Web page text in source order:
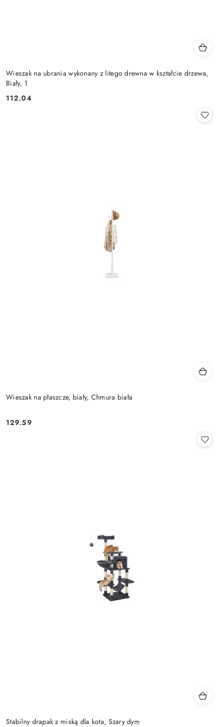
Wieszak na ubrania wykonany z litego drewna w kształcie drzewa,
Biały, 1
Cena:
112.04
Wieszak na płaszcze, biały, Chmura biała
Cena:
129.59
Stabilny drapak z miską dla kota, Szary dym